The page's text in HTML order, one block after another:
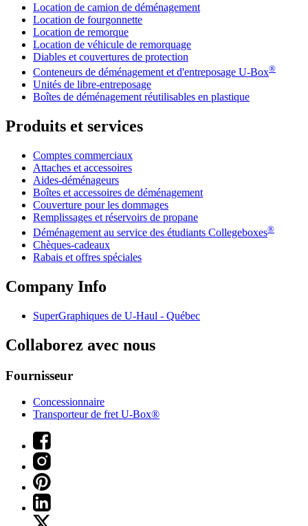
Location de camion de déménagement
Location de fourgonnette
Location de remorque
Location de véhicule de remorquage
Diables et couvertures de protection
Conteneurs de déménagement et d'entreposage U-Box®
Unités de libre-entreposage
Boîtes de déménagement réutilisables en plastique
Produits et services
Comptes commerciaux
Attaches et accessoires
Aides-déménageurs
Boîtes et accessoires de déménagement
Couverture pour les dommages
Remplissages et réservoirs de propane
Déménagement au service des étudiants Collegeboxes®
Chèques-cadeaux
Rabais et offres spéciales
Company Info
SuperGraphiques de U-Haul - Québec
Collaborez avec nous
Fournisseur
Concessionnaire
Transporteur de fret U-Box®